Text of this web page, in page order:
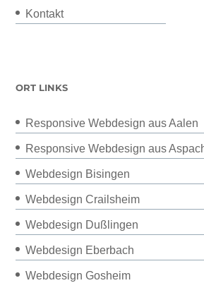
Kontakt
ORT LINKS
Responsive Webdesign aus Aalen
Responsive Webdesign aus
Webdesign Bisingen
Webdesign Crailsheim
Webdesign Dußlingen
Webdesign Eberbach
Webdesign Gosheim